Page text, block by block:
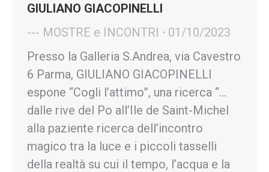
GIULIANO GIACOPINELLI
--- MOSTRE e INCONTRI
01/10/2023
Presso la Galleria S.Andrea, via Cavestro
6 Parma, GIULIANO GIACOPINELLI
espone “Cogli l’attimo”, una ricerca “…
dalle rive del Po all’Ile de Saint-Michel
alla paziente ricerca dell’incontro
magico tra la luce e i piccoli tasselli
della realtà su cui il tempo, l’acqua e la